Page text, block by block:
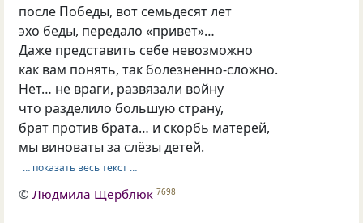
после Победы, вот семьдесят лет
эхо беды, передало «привет»…
Даже представить себе невозможно
как вам понять, так болезненно-сложно.
Нет… не враги, развязали войну
что разделило большую страну,
брат против брата… и скорбь матерей,
мы виноваты за слёзы детей.
… показать весь текст …
©Людмила Щерблюк 7698